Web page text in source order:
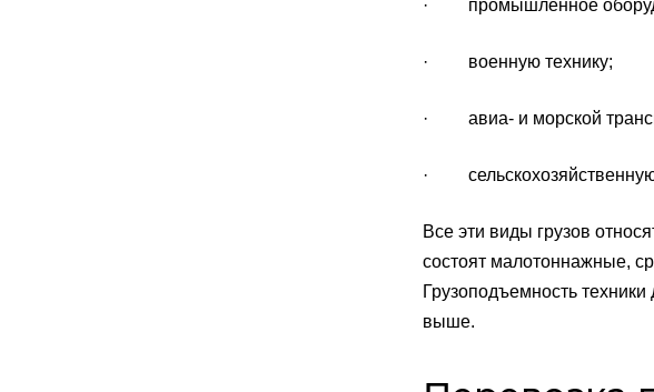
· промышленное
· военную технику;
· авиа- и морской
· сельскохозяйственную
Все эти виды грузов
состоят малотоннажные,
Грузоподъемность
выше.